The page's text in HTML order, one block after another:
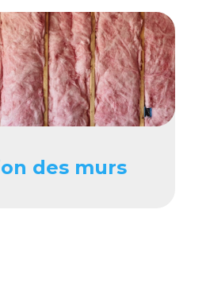
des murs